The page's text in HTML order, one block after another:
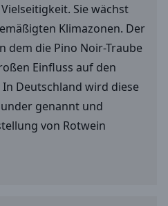
Sie wächst
Klimazonen. Der
dem die Pino Noir-Traube
Einfluss auf den
In Deutschland wird diese
genannt und
von Rotwein